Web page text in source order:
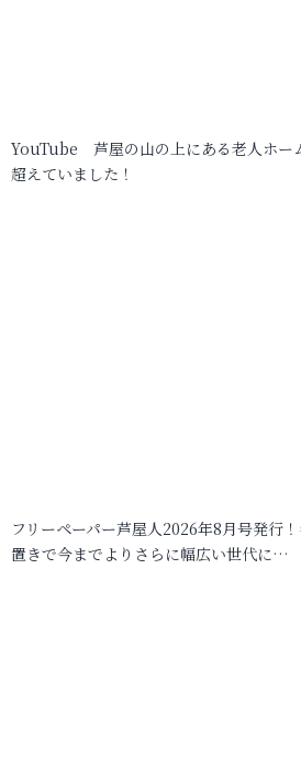
YouTube 芦屋の山の上にある老人ホー
超えていました！
フリーペーパー芦屋人2026年8月号発行
置きで今までよりさらに幅広い世代に…